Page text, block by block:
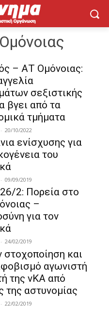
– ΑΤ Ομόνοιας:
σεξιστικής
βγει από τα
τμήματα
- 20/10/2022
ενίσχυσης για
του
- 09/09/2019
26/2: Πορεία στο
–
για τον
- 24/02/2019
στοχοποίηση και
αγωνιστή
της νΚΑ από
της αστυνομίας
- 22/02/2019